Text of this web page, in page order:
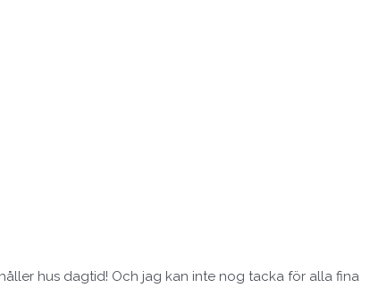
hus dagtid! Och jag kan inte nog tacka för alla fina